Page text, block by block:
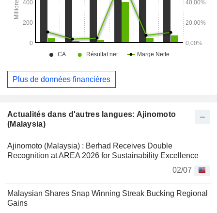
Actualités dans d'autres langues: Ajinomoto
(Malaysia)
Ajinomoto (Malaysia) : Berhad Receives Double
Recognition at AREA 2026 for Sustainability Excellence
02/07
Malaysian Shares Snap Winning Streak Bucking Regional
Gains
Plus de données financières